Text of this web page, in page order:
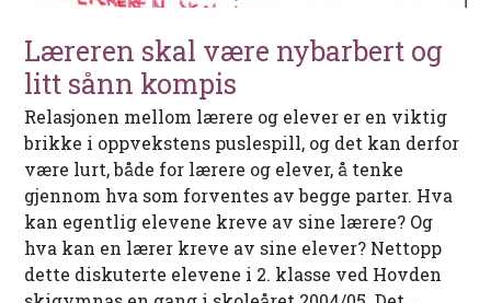
Læreren skal være nybarbert og
litt sånn kompis
Relasjonen mellom lærere og elever er en viktig
brikke i oppvekstens puslespill, og det kan derfor
være lurt, både for lærere og elever, å tenke
gjennom hva som forventes av begge parter. Hva
kan egentlig elevene kreve av sine lærere? Og
hva kan en lærer kreve av sine elever? Nettopp
dette diskuterte elevene i 2. klasse ved Hovden